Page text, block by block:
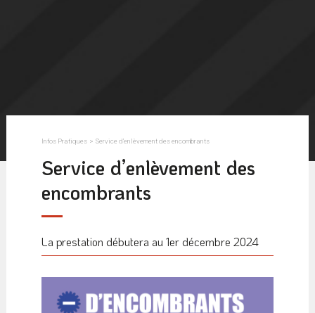
Infos Pratiques > Service d’enlèvement des encombrants
Service d’enlèvement des
encombrants
La prestation débutera au 1er décembre 2024